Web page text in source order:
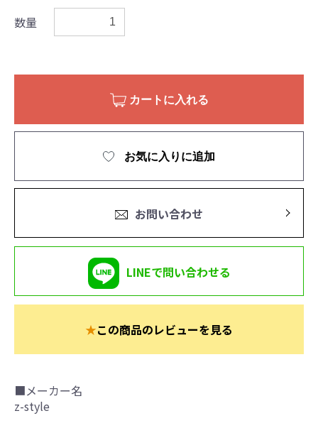
数量
カートに入れる
お気に入りに追加
お問い合わせ
LINEで問い合わせる
★この商品のレビューを見る
■メーカー名
z-style